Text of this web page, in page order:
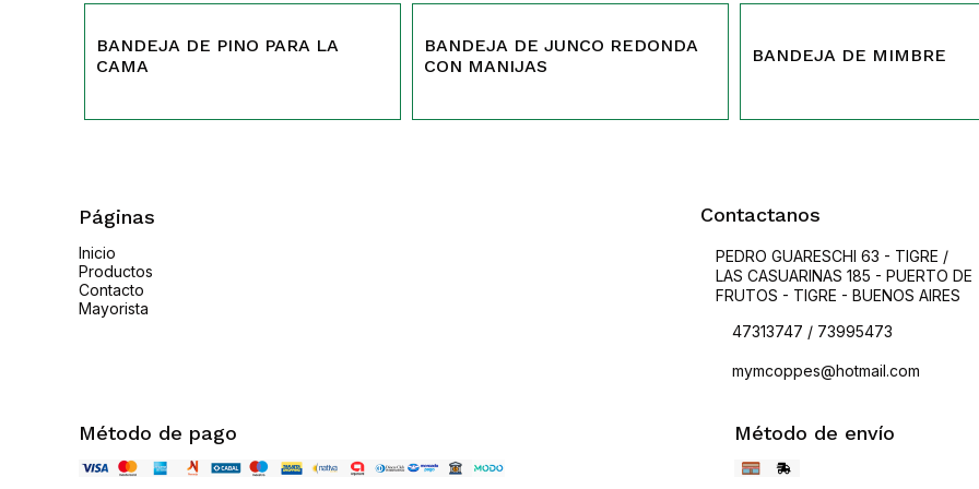
BANDEJA DE PINO PARA LA
CAMA
BANDEJA DE JUNCO REDONDA
CON MANIJAS
BANDEJA DE MIMBRE
Páginas
Inicio
Productos
Contacto
Mayorista
Contactanos
PEDRO GUARESCHI 63 - TIGRE /
LAS CASUARINAS 185 - PUERTO DE
FRUTOS - TIGRE - BUENOS AIRES
47313747 / 73995473
mymcoppes@hotmail.com
Método de pago Método de envío